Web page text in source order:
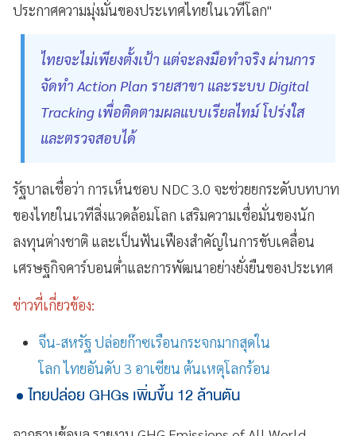
ประกาศความมุ่งมั่นของประเทศไทยในเวทีโลก"
ไทยจะไม่เพียงตั้งเป้า แต่จะลงมือทำจริง ผ่านการ
จัดทำ Action Plan รายสาขา และระบบ Digital
Tracking เพื่อติดตามผลแบบเรียลไทม์ โปร่งใส
และตรวจสอบได้
รัฐบาลเชื่อว่า การเห็นชอบ NDC 3.0 จะช่วยยกระดับบทบาท
ของไทยในเวทีสิ่งแวดล้อมโลก เสริมความเชื่อมั่นของนัก
ลงทุนต่างชาติ และเป็นฟันเฟืองสำคัญในการขับเคลื่อน
เศรษฐกิจคาร์บอนต่ำและการพัฒนาอย่างยั่งยืนของประเทศ
ข่าวที่เกี่ยวข้อง:
จีน-สหรัฐ ปล่อยก๊าซเรือนกระจกมากสุดใน
โลก ไทยอันดับ 3 อาเซียน ต้นเหตุโลกร้อน
ไทยปล่อย GHGs เพิ่มขึ้น 12 ล้านตัน